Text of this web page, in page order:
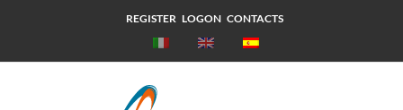
REGISTER LOGON CONTACTS